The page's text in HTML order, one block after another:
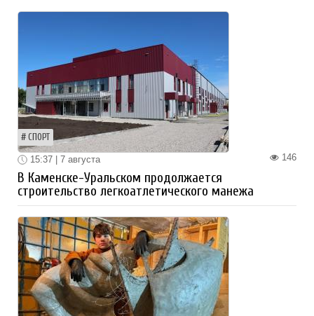
СПОРТ
146
15:37 | 7 августа
В Каменске-Уральском продолжается
строительство легкоатлетического манежа